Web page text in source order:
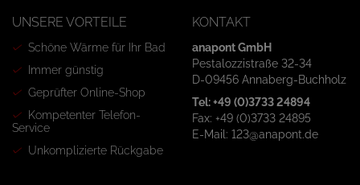
UNSERE VORTEILE
Schöne Wärme für Ihr Bad
Immer günstig
Geprüfter Online-Shop
Kompetenter Telefon-
Service
Unkomplizierte Rückgabe
KONTAKT
anapont GmbH
Pestalozzistraße 32-34
D-09456 Annaberg-Buchholz
Tel: +49 (0)3733 24894
Fax: +49 (0)3733 24895
E-Mail: 123@anapont.de